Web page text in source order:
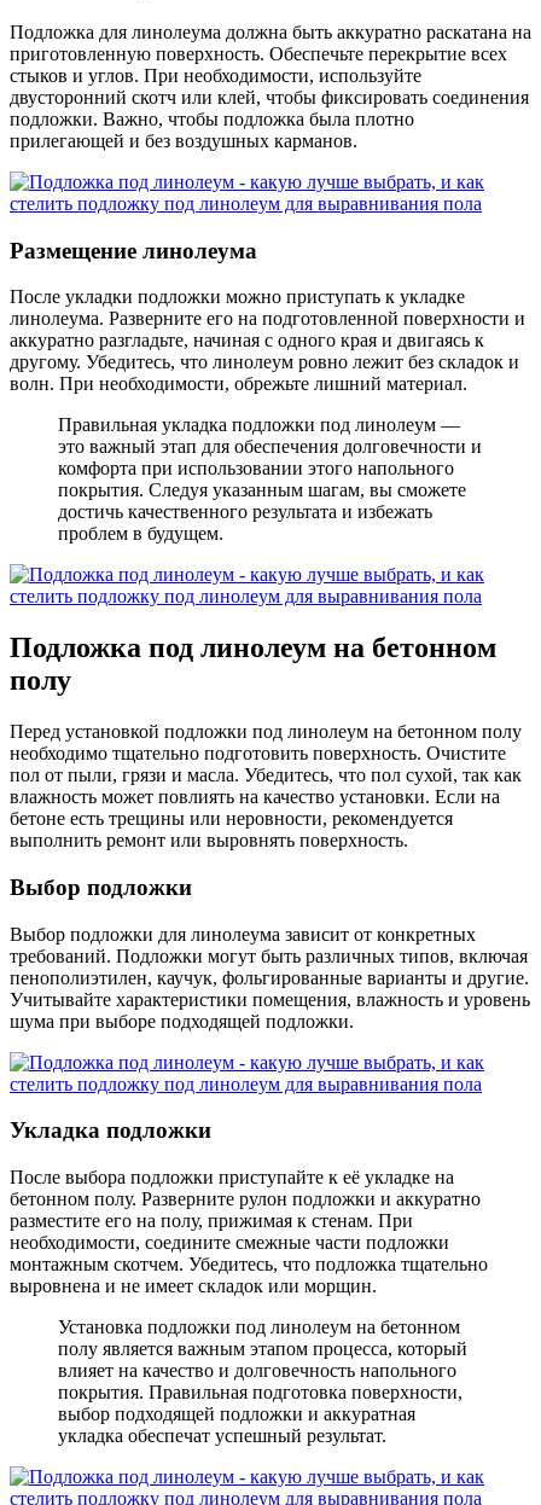
Подложка для линолеума должна быть аккуратно раскатана на
приготовленную поверхность. Обеспечьте перекрытие всех
стыков и углов. При необходимости, используйте
двусторонний скотч или клей, чтобы фиксировать соединения
подложки. Важно, чтобы подложка была плотно
прилегающей и без воздушных карманов.
Размещение линолеума
После укладки подложки можно приступать к укладке
линолеума. Разверните его на подготовленной поверхности и
аккуратно разгладьте, начиная с одного края и двигаясь к
другому. Убедитесь, что линолеум ровно лежит без складок и
волн. При необходимости, обрежьте лишний материал.
Правильная укладка подложки под линолеум —
это важный этап для обеспечения долговечности и
комфорта при использовании этого напольного
покрытия. Следуя указанным шагам, вы сможете
достичь качественного результата и избежать
проблем в будущем.
Подложка под линолеум на бетонном
полу
Перед установкой подложки под линолеум на бетонном полу
необходимо тщательно подготовить поверхность. Очистите
пол от пыли, грязи и масла. Убедитесь, что пол сухой, так как
влажность может повлиять на качество установки. Если на
бетоне есть трещины или неровности, рекомендуется
выполнить ремонт или выровнять поверхность.
Выбор подложки
Выбор подложки для линолеума зависит от конкретных
требований. Подложки могут быть различных типов, включая
пенополиэтилен, каучук, фольгированные варианты и другие.
Учитывайте характеристики помещения, влажность и уровень
шума при выборе подходящей подложки.
Укладка подложки
После выбора подложки приступайте к её укладке на
бетонном полу. Разверните рулон подложки и аккуратно
разместите его на полу, прижимая к стенам. При
необходимости, соедините смежные части подложки
монтажным скотчем. Убедитесь, что подложка тщательно
выровнена и не имеет складок или морщин.
Установка подложки под линолеум на бетонном
полу является важным этапом процесса, который
влияет на качество и долговечность напольного
покрытия. Правильная подготовка поверхности,
выбор подходящей подложки и аккуратная
укладка обеспечат успешный результат.